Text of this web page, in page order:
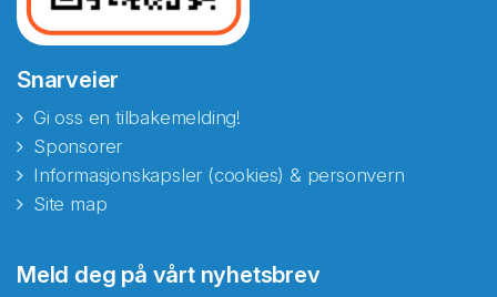
Snarveier
Gi oss en tilbakemelding!
Sponsorer
Informasjonskapsler (cookies) & personvern
Site map
Meld deg på vårt nyhetsbrev